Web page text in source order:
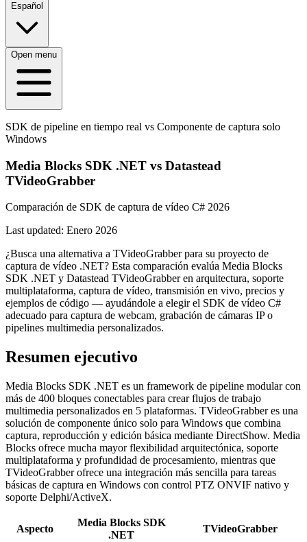
Español
Open menu
SDK de pipeline en tiempo real vs Componente de captura solo
Windows
Media Blocks SDK .NET vs Datastead
TVideoGrabber
Comparación de SDK de captura de vídeo C# 2026
Last updated: Enero 2026
¿Busca una alternativa a TVideoGrabber para su proyecto de
captura de vídeo .NET? Esta comparación evalúa Media Blocks
SDK .NET y Datastead TVideoGrabber en arquitectura, soporte
multiplataforma, captura de vídeo, transmisión en vivo, precios y
ejemplos de código — ayudándole a elegir el SDK de vídeo C#
adecuado para captura de webcam, grabación de cámaras IP o
pipelines multimedia personalizados.
Resumen ejecutivo
Media Blocks SDK .NET es un framework de pipeline modular con
más de 400 bloques conectables para crear flujos de trabajo
multimedia personalizados en 5 plataformas. TVideoGrabber es una
solución de componente único solo para Windows que combina
captura, reproducción y edición básica mediante DirectShow. Media
Blocks ofrece mucha mayor flexibilidad arquitectónica, soporte
multiplataforma y profundidad de procesamiento, mientras que
TVideoGrabber ofrece una integración más sencilla para tareas
básicas de captura en Windows con control PTZ ONVIF nativo y
soporte Delphi/ActiveX.
Aspecto
Media Blocks SDK
.NET
TVideoGrabber